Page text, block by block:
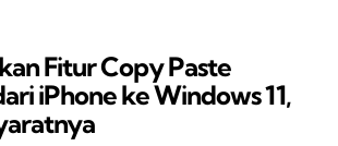
Fitur Copy Paste
iPhone ke Windows 11,